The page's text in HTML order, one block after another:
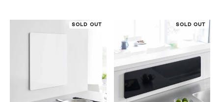
SOLD OUT SOLD OUT